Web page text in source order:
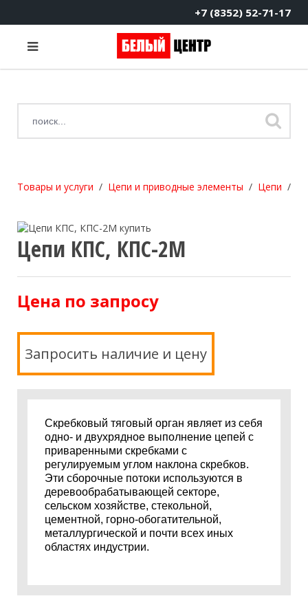
+7 (8352) 52-71-17
Товары и услуги Цепи и приводные элементы Цепи
Цепи КПС, КПС-2М
Цена по запросу
Запросить наличие и цену
Скребковый тяговый орган являет из себя
одно- и двухрядное выполнение цепей с
приваренными скребками с
регулируемым углом наклона скребков.
Эти сборочные потоки используются в
деревообрабатывающей секторе,
сельском хозяйстве, стекольной,
цементной, горно-обогатительной,
металлургической и почти всех иных
областях индустрии.